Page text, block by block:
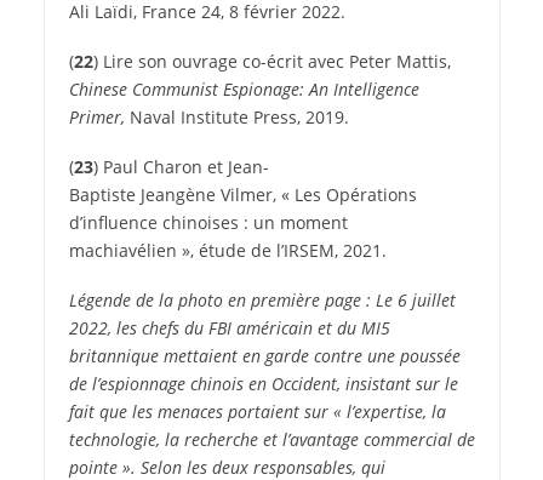
Ali Laïdi, France 24, 8 février 2022.
(22)Lire son ouvrage co-écrit avec Peter Mattis,
Chinese Communist Espionage: An Intelligence
Primer, Naval Institute Press, 2019.
(23)Paul Charon et Jean-
Baptiste Jeangène Vilmer, « Les Opérations
d’influence chinoises : un moment
machiavélien », étude de l’IRSEM, 2021.
Légende de la photo en première page : Le 6 juillet
2022, les chefs du FBI américain et du MI5
britannique mettaient en garde contre une poussée
de l’espionnage chinois en Occident, insistant sur le
fait que les menaces portaient sur « l’expertise, la
technologie, la recherche et l’avantage commercial de
pointe ». Selon les deux responsables, qui